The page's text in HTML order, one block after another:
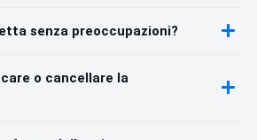
senza preoccupazioni?
o cancellare la